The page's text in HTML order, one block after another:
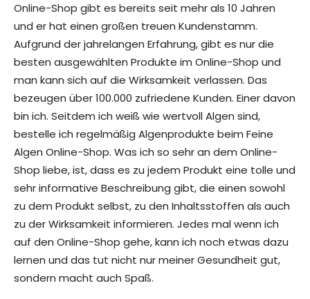
Online-Shop gibt es bereits seit mehr als 10 Jahren
und er hat einen großen treuen Kundenstamm.
Aufgrund der jahrelangen Erfahrung, gibt es nur die
besten ausgewählten Produkte im Online-Shop und
man kann sich auf die Wirksamkeit verlassen. Das
bezeugen über 100.000 zufriedene Kunden. Einer davon
bin ich. Seitdem ich weiß wie wertvoll Algen sind,
bestelle ich regelmäßig Algenprodukte beim Feine
Algen Online-Shop. Was ich so sehr an dem Online-
Shop liebe, ist, dass es zu jedem Produkt eine tolle und
sehr informative Beschreibung gibt, die einen sowohl
zu dem Produkt selbst, zu den Inhaltsstoffen als auch
zu der Wirksamkeit informieren. Jedes mal wenn ich
auf den Online-Shop gehe, kann ich noch etwas dazu
lernen und das tut nicht nur meiner Gesundheit gut,
sondern macht auch Spaß.